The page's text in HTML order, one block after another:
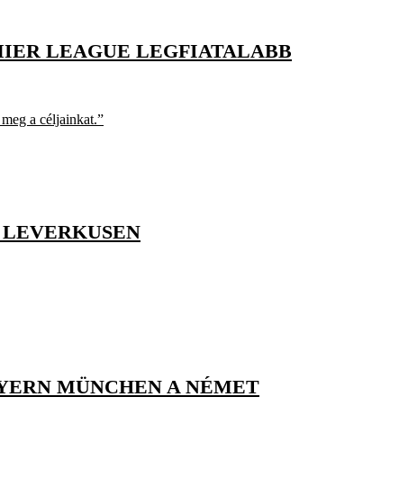
LEAGUE LEGFIATALABB
a céljainkat.”
MÜNCHEN A NÉMET